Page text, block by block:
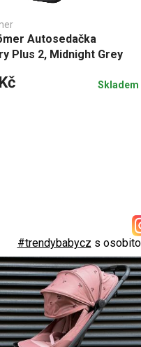
Autosedačka
Plus 2, Midnight Grey
Skladem
#trendybabycz s